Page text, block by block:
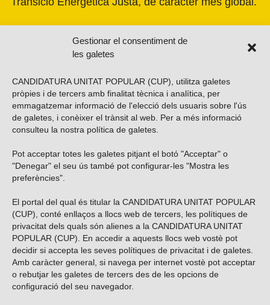
Gestionar el consentiment de
les galetes
CANDIDATURA UNITAT POPULAR (CUP), utilitza galetes
pròpies i de tercers amb finalitat tècnica i analítica, per
emmagatzemar informació de l'elecció dels usuaris sobre l'ús
de galetes, i conèixer el trànsit al web. Per a més informació
consulteu la nostra política de galetes
Pot acceptar totes les galetes pitjant el botó "Acceptar" o
"Denegar" el seu ús també pot configurar-les "Mostra les
preferències".
El portal del qual és titular la CANDIDATURA UNITAT POPULAR
(CUP), conté enllaços a llocs web de tercers, les polítiques de
privacitat dels quals són alienes a la CANDIDATURA UNITAT
POPULAR (CUP). En accedir a aquests llocs web vostè pot
decidir si accepta les seves polítiques de privacitat i de galetes.
Amb caràcter general, si navega per internet vostè pot acceptar
o rebutjar les galetes de tercers des de les opcions de
configuració del seu navegador.
Vols subscriure’t al nostre butlletí?
ENVIAR
Troba’ns a les xarxes socials